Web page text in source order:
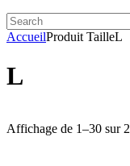
Search
facebook
instagramm
AccueilProduit TailleL
L
Affichage de 1–30 sur